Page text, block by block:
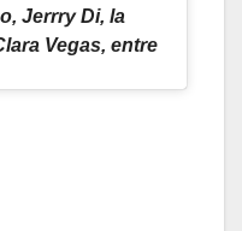
Jerrry Di, la
Vegas, entre